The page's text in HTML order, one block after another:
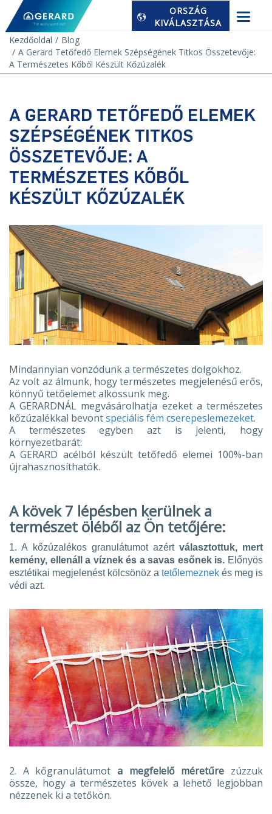
ORSZÁG
KIVÁLASZTÁSA
Kezdőoldal
Blog
A Gerard Tetőfedő Elemek Szépségének Titkos Összetevője:
A Természetes Kőből Készült Kőzúzalék
A GERARD TETŐFEDŐ ELEMEK
SZÉPSÉGÉNEK TITKOS
ÖSSZETEVŐJE: A
TERMÉSZETES KŐBŐL
KÉSZÜLT KŐZÚZALÉK
Mindannyian vonzódunk a természetes dolgokhoz.
Az volt az álmunk, hogy természetes megjelenésű erős,
könnyű tetőelemet alkossunk meg.
A GERARDNÁL megvásárolhatja ezeket a természetes
kőzúzalékkal bevontspeciális fém cserepeslemezeket.
A természetes egyben azt is jelenti, hogy
környezetbarát:
A GERARD acélból készült tetőfedő elemei 100%-ban
újrahasznosíthatók.
A kövek 7 lépésben kerülnek a
természet öléből az Ön tetőjére:
1. A kőzúzalékos granulátumot azért választottuk, mert
kemény, ellenáll a víznek és a savas esőnek is. Előnyös
esztétikai megjelenést kölcsönöz a tetőlemeznek és meg is
védi azt.
2. A kőgranulátumota megfelelő méretűre zúzzuk
össze, hogy a természetes kövek a lehető legjobban
nézzenek ki a tetőkön.